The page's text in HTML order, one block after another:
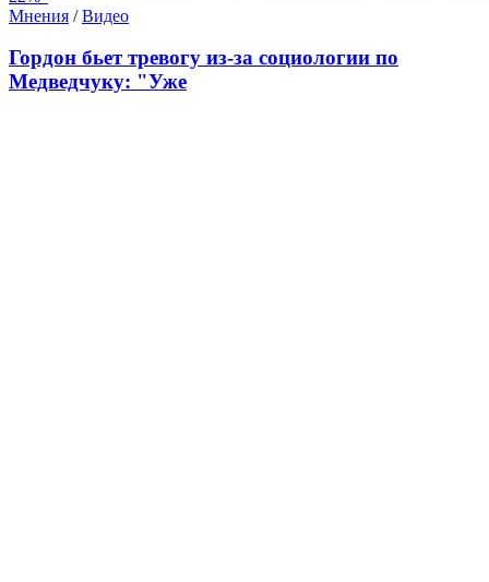
Мнения /Видео
Гордон бьет тревогу из-за социологии по
Медведчуку: ​"Уже